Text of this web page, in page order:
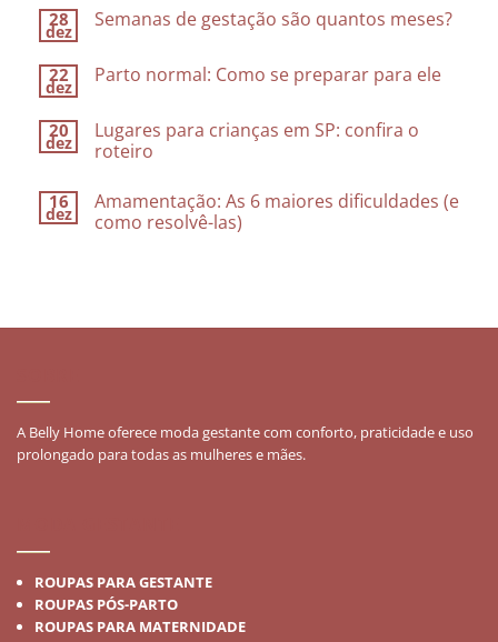
28
dez
Semanas de gestação são quantos meses?
22
dez
Parto normal: Como se preparar para ele
20
dez
Lugares para crianças em SP: confira o
roteiro
16
dez
Amamentação: As 6 maiores dificuldades (e
como resolvê-las)
A Belly Home oferece moda gestante com conforto, praticidade e uso
prolongado para todas as mulheres e mães.
ROUPAS PARA GESTANTE
ROUPAS PÓS-PARTO
ROUPAS PARA MATERNIDADE